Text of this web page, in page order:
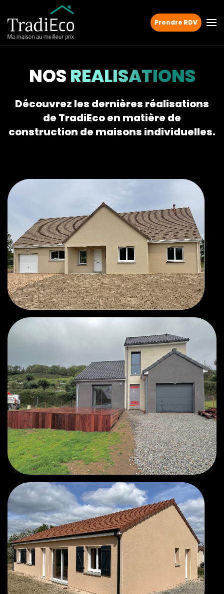
Prendre RDV
NOS REALISATIONS
Découvrez les dernières réalisations
de TradiEco en matière de
construction de maisons individuelles.